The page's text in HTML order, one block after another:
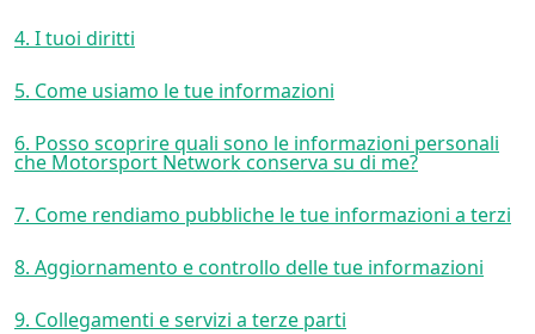
4. I tuoi diritti
5. Come usiamo le tue informazioni
6. Posso scoprire quali sono le informazioni personali
che Motorsport Network conserva su di me?
7. Come rendiamo pubbliche le tue informazioni a terzi
8. Aggiornamento e controllo delle tue informazioni
9. Collegamenti e servizi a terze parti